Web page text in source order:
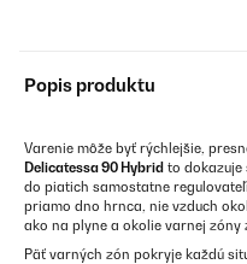
Popis produktu
Varenie môže byť rýchlejšie,
Delicatessa 90 Hybrid to dokazuje
do piatich samostatne
priamo dno hrnca, nie vzduch
ako na plyne a okolie varnej zóny
Päť varných zón pokryje každú